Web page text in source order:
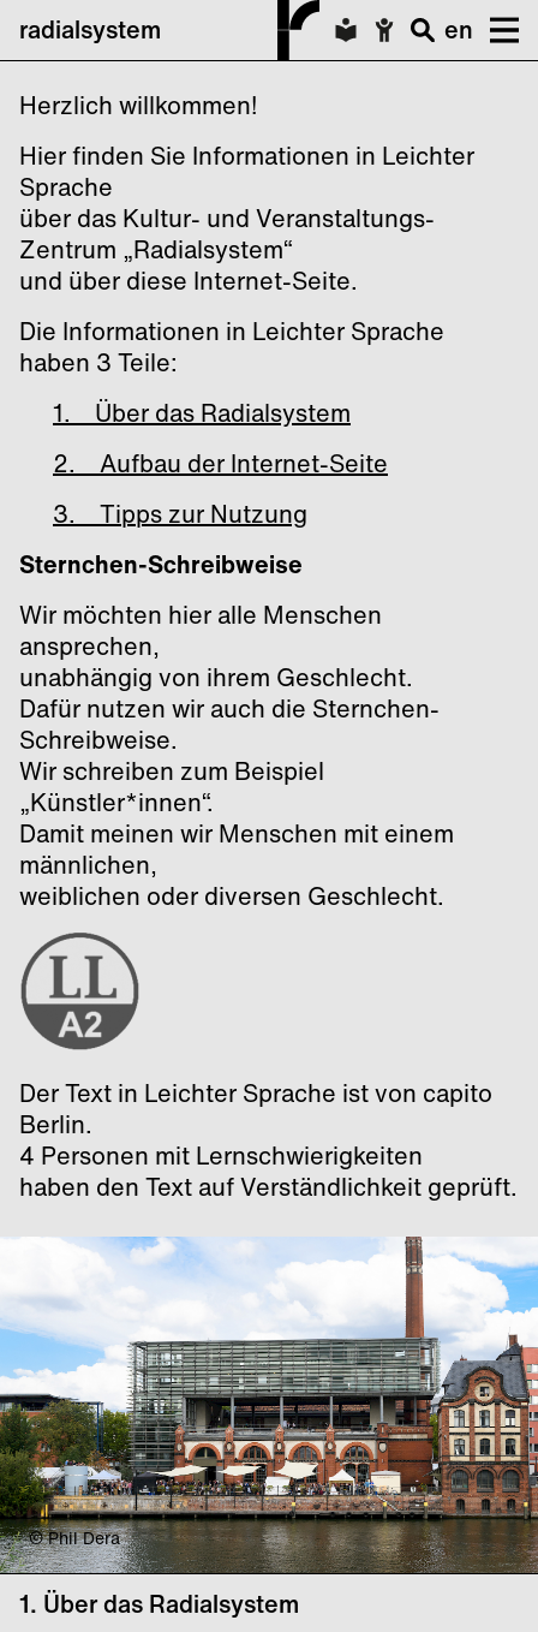
radialsystem en
Herzlich willkommen!
Hier finden Sie Informationen in Leichter
Sprache
über das Kultur- und Veranstaltungs-
Zentrum „Radialsystem“
und über diese Internet-Seite.
Die Informationen in Leichter Sprache
haben 3 Teile:
1. Über das Radialsystem
2. Aufbau der Internet-Seite
3. Tipps zur Nutzung
Sternchen-Schreibweise
Wir möchten hier alle Menschen
ansprechen,
unabhängig von ihrem Geschlecht.
Dafür nutzen wir auch die Sternchen-
Schreibweise.
Wir schreiben zum Beispiel
„Künstler*innen“.
Damit meinen wir Menschen mit einem
männlichen,
weiblichen oder diversen Geschlecht.
Der Text in Leichter Sprache ist von capito
Berlin.
4 Personen mit Lernschwierigkeiten
haben den Text auf Verständlichkeit geprüft.
© Phil Dera
1. Über das Radialsystem